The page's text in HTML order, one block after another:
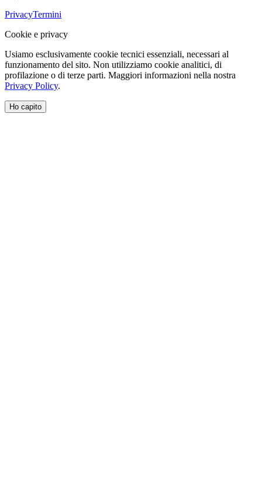
PrivacyTermini
Cookie e privacy
Usiamo esclusivamente cookie tecnici essenziali, necessari al
funzionamento del sito. Non utilizziamo cookie analitici, di
profilazione o di terze parti. Maggiori informazioni nella nostra
Privacy Policy.
Ho capito